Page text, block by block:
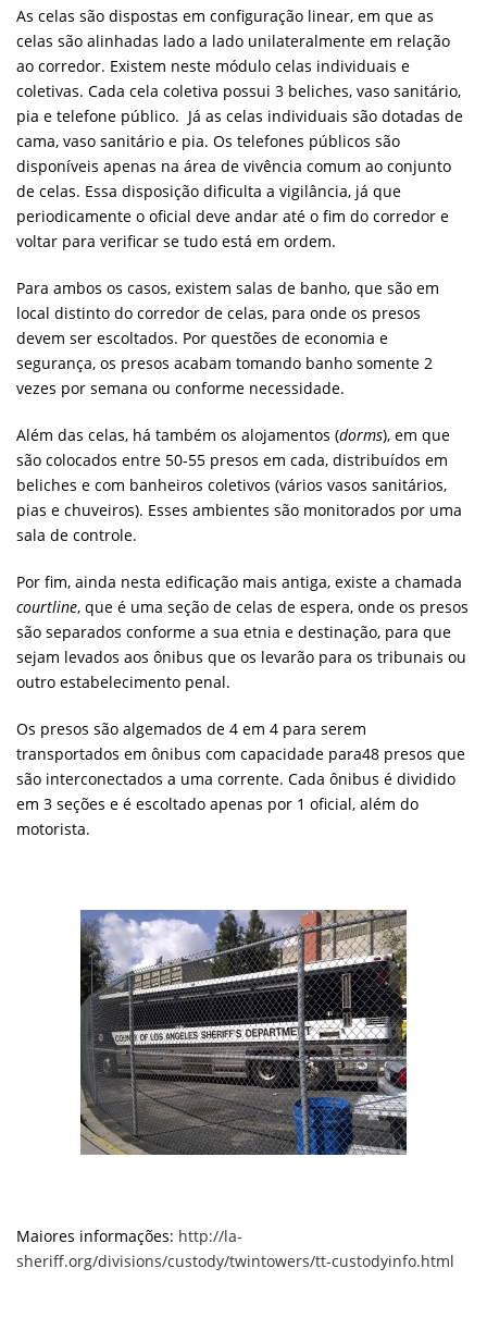
As celas são dispostas em configuração linear, em que as
celas são alinhadas lado a lado unilateralmente em relação
ao corredor. Existem neste módulo celas individuais e
coletivas. Cada cela coletiva possui 3 beliches, vaso sanitário,
pia e telefone público. Já as celas individuais são dotadas de
cama, vaso sanitário e pia. Os telefones públicos são
disponíveis apenas na área de vivência comum ao conjunto
de celas. Essa disposição dificulta a vigilância, já que
periodicamente o oficial deve andar até o fim do corredor e
voltar para verificar se tudo está em ordem.
Para ambos os casos, existem salas de banho, que são em
local distinto do corredor de celas, para onde os presos
devem ser escoltados. Por questões de economia e
segurança, os presos acabam tomando banho somente 2
vezes por semana ou conforme necessidade.
Além das celas, há também os alojamentos (dorms), em que
são colocados entre 50-55 presos em cada, distribuídos em
beliches e com banheiros coletivos (vários vasos sanitários,
pias e chuveiros). Esses ambientes são monitorados por uma
sala de controle.
Por fim, ainda nesta edificação mais antiga, existe a chamada
courtline, que é uma seção de celas de espera, onde os presos
são separados conforme a sua etnia e destinação, para que
sejam levados aos ônibus que os levarão para os tribunais ou
outro estabelecimento penal.
Os presos são algemados de 4 em 4 para serem
transportados em ônibus com capacidade para48 presos que
são interconectados a uma corrente. Cada ônibus é dividido
em 3 seções e é escoltado apenas por 1 oficial, além do
motorista.
Maiores informações: http://la-
sheriff.org/divisions/custody/twintowers/tt-custodyinfo.html